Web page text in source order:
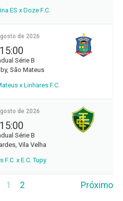
ES x Doze F.C.
de 2026
15:00
Série B
São Mateus
x Linhares F.C.
de 2026
15:00
Série B
Vila Velha
F.C. x E.C. Tupy
1 2 Próximo